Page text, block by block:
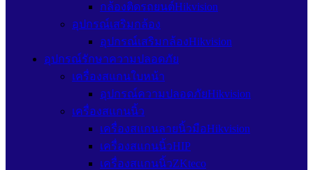
กล้องติดรถยนต์Hikvision
อุปกรณ์เสริมกล้อง
อุปกรณ์เสริมกล้องHikvision
อุปกรณ์รักษาความปลอดภัย
เครื่องสแกนใบหน้า
อุปกรณ์ความปลอดภัยHikvision
เครื่องสแกนนิ้ว
เครื่องสแกนลายนิ้วมือHikvision
เครื่องสแกนนิ้วHIP
เครื่องสแกนนิ้วZKteco